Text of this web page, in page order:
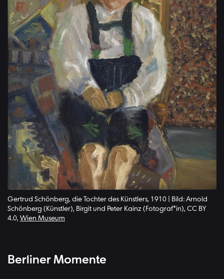
Gertrud Schönberg, die Tochter des Künstlers, 1910 | Bild: Arnold
Schönberg (Künstler), Birgit und Peter Kainz (Fotograf*in), CC BY
4.0, Wien Museum
Berliner Momente